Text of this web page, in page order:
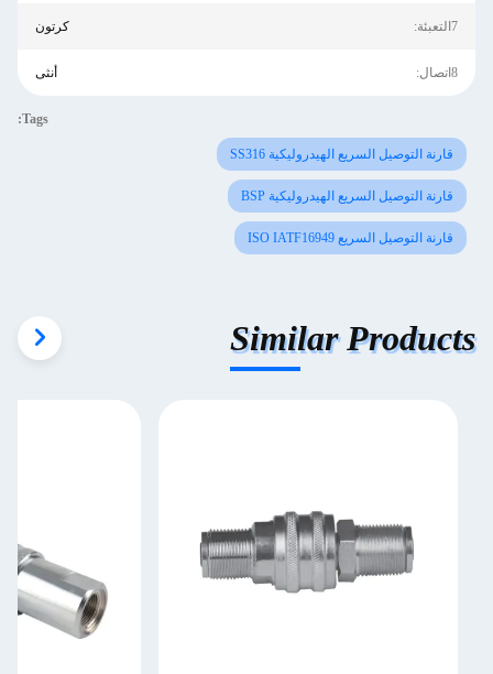
7التعبئة: كرتون
8اتصال: أنثى
Tags:
قارنة التوصيل السريع الهيدروليكية SS316
قارنة التوصيل السريع الهيدروليكية BSP
قارنة التوصيل السريع ISO IATF16949
Similar Products